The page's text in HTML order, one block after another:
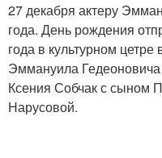
27 декабря актеру
года. День рождения
года в культурном
Эммануила
Ксения Собчак с сыном
Нарусовой.